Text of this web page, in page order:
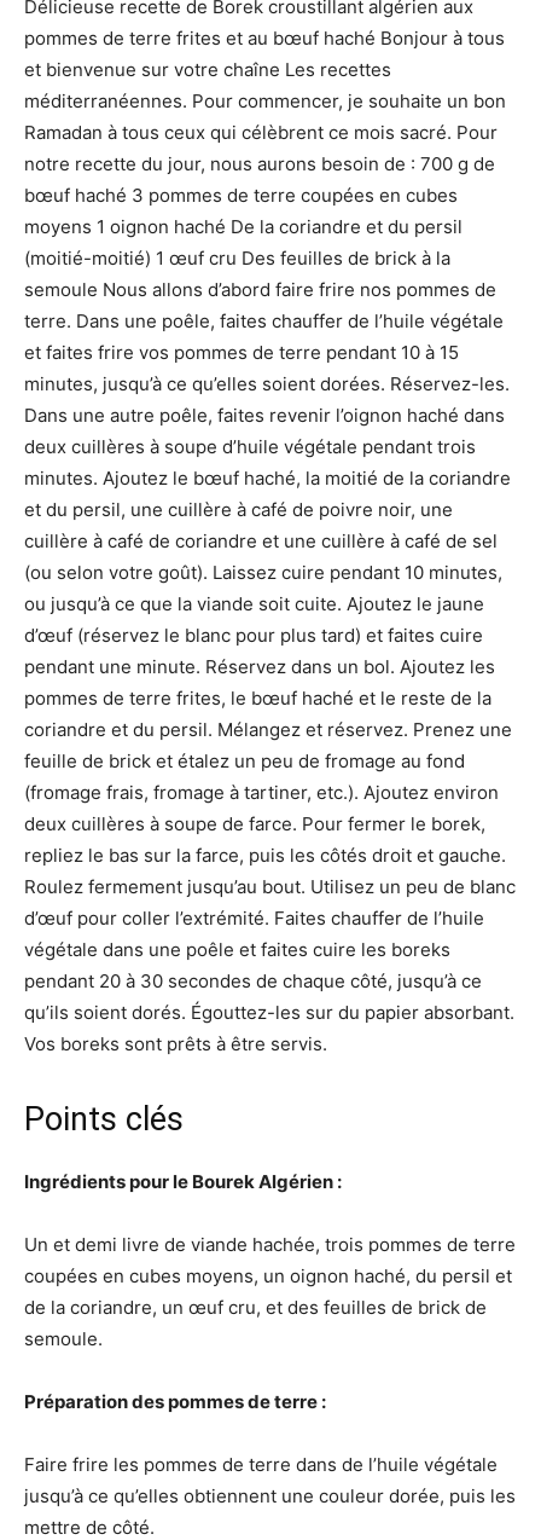
Délicieuse recette de Borek croustillant algérien aux
pommes de terre frites et au bœuf haché Bonjour à tous
et bienvenue sur votre chaîne Les recettes
méditerranéennes. Pour commencer, je souhaite un bon
Ramadan à tous ceux qui célèbrent ce mois sacré. Pour
notre recette du jour, nous aurons besoin de : 700 g de
bœuf haché 3 pommes de terre coupées en cubes
moyens 1 oignon haché De la coriandre et du persil
(moitié-moitié) 1 œuf cru Des feuilles de brick à la
semoule Nous allons d’abord faire frire nos pommes de
terre. Dans une poêle, faites chauffer de l’huile végétale
et faites frire vos pommes de terre pendant 10 à 15
minutes, jusqu’à ce qu’elles soient dorées. Réservez-les.
Dans une autre poêle, faites revenir l’oignon haché dans
deux cuillères à soupe d’huile végétale pendant trois
minutes. Ajoutez le bœuf haché, la moitié de la coriandre
et du persil, une cuillère à café de poivre noir, une
cuillère à café de coriandre et une cuillère à café de sel
(ou selon votre goût). Laissez cuire pendant 10 minutes,
ou jusqu’à ce que la viande soit cuite. Ajoutez le jaune
d’œuf (réservez le blanc pour plus tard) et faites cuire
pendant une minute. Réservez dans un bol. Ajoutez les
pommes de terre frites, le bœuf haché et le reste de la
coriandre et du persil. Mélangez et réservez. Prenez une
feuille de brick et étalez un peu de fromage au fond
(fromage frais, fromage à tartiner, etc.). Ajoutez environ
deux cuillères à soupe de farce. Pour fermer le borek,
repliez le bas sur la farce, puis les côtés droit et gauche.
Roulez fermement jusqu’au bout. Utilisez un peu de blanc
d’œuf pour coller l’extrémité. Faites chauffer de l’huile
végétale dans une poêle et faites cuire les boreks
pendant 20 à 30 secondes de chaque côté, jusqu’à ce
qu’ils soient dorés. Égouttez-les sur du papier absorbant.
Vos boreks sont prêts à être servis.
Points clés
Ingrédients pour le Bourek Algérien :
Un et demi livre de viande hachée, trois pommes de terre
coupées en cubes moyens, un oignon haché, du persil et
de la coriandre, un œuf cru, et des feuilles de brick de
semoule.
Préparation des pommes de terre :
Faire frire les pommes de terre dans de l’huile végétale
jusqu’à ce qu’elles obtiennent une couleur dorée, puis les
mettre de côté.